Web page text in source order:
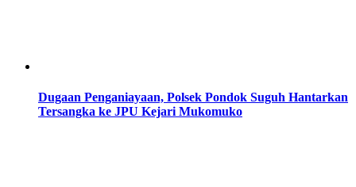
Dugaan Penganiayaan, Polsek Pondok Suguh Hantarkan
Tersangka ke JPU Kejari Mukomuko